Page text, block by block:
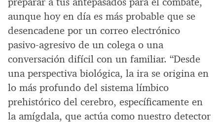
aunque hoy en día es más probable que se
desencadene por un correo electrónico
pasivo-agresivo de un colega o una
conversación difícil con un familiar. “Desde
una perspectiva biológica, la ira se origina en
lo más profundo del sistema límbico
prehistórico del cerebro, específicamente en
la amígdala, que actúa como nuestro detector